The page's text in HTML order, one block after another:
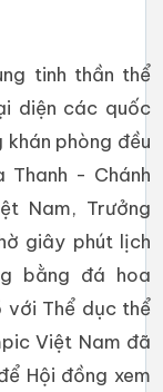
tinh thần thể
diện các quốc
phòng đều
Thanh - Chánh
Nam, Trưởng
giây phút lịch
bằng đá hoa
với Thể dục thể
Việt Nam đã
Hội đồng xem